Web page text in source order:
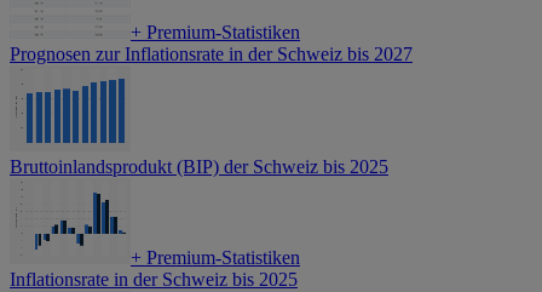
+ Premium-Statistiken
Prognosen zur Inflationsrate in der Schweiz bis 2027
Bruttoinlandsprodukt (BIP) der Schweiz bis 2025
+ Premium-Statistiken
Inflationsrate in der Schweiz bis 2025